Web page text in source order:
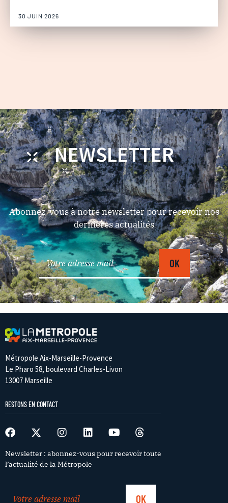
30 JUIN 2026
NEWSLETTER
Abonnez-vous à notre newsletter pour recevoir nos
dernières actualités
Métropole Aix-Marseille-Provence
Le Pharo 58, boulevard Charles-Livon
13007 Marseille
RESTONS EN CONTACT
Newsletter : abonnez-vous pour recevoir toute
l’actualité de la Métropole